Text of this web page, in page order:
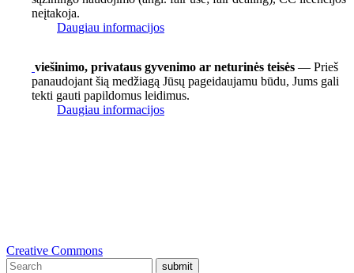
neįtakoja.
Daugiau informacijos
viešinimo, privataus gyvenimo ar neturinės teisės — Prieš
panaudojant šią medžiagą Jūsų pageidaujamu būdu, Jums gali
tekti gauti papildomus leidimus.
Daugiau informacijos
Creative Commons
submit